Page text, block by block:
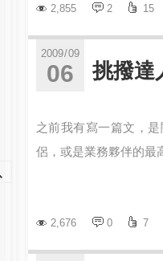
2,855 2 15
挑撥達
2009/09
06
之前我有寫一篇文，
侶，或是業務夥伴的最
2,676 0 7